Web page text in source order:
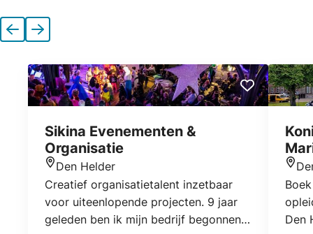
VorigeVolgende
Sikina Evenementen &
Organisatie
Den Helder
Creatief organisatietalent inzetbaar
voor uiteenlopende projecten. 9 jaar
geleden ben ik mijn bedrijf begonnen.
Den